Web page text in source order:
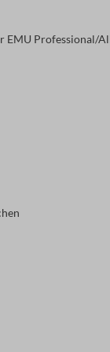
EMU Professional/